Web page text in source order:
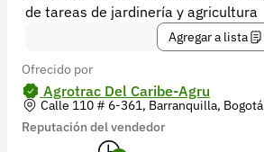
de tareas de jardinería y agricultura
Agregar a lista
Ofrecido por
Agrotrac Del Caribe-Agru
Calle 110 # 6-361, Barranquilla, Bogotá
Reputación del vendedor